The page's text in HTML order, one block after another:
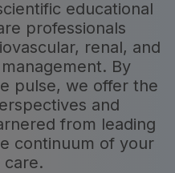
educational
professionals
renal, and
By
pulse, we offer the
and
from leading
continuum of your
care.